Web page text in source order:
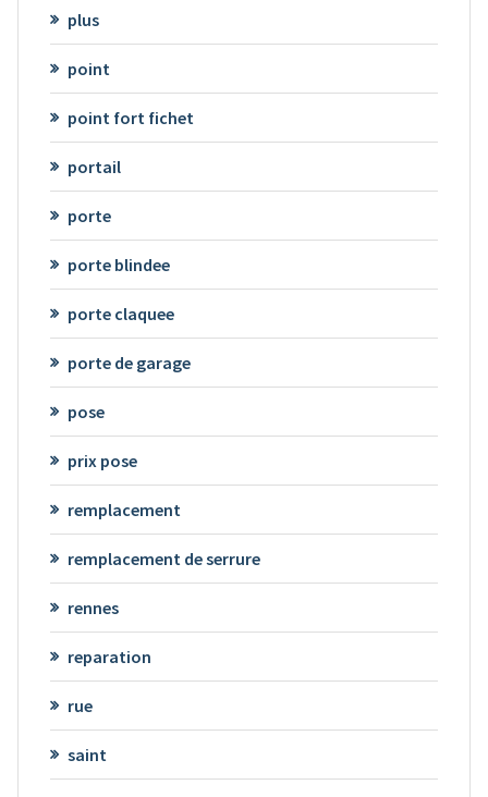
plus
point
point fort fichet
portail
porte
porte blindee
porte claquee
porte de garage
pose
prix pose
remplacement
remplacement de serrure
rennes
reparation
rue
saint